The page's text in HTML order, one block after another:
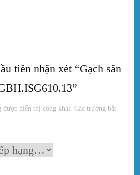
tiên nhận xét “Gạch sân
được hiển thị công khai. Các trường bắt